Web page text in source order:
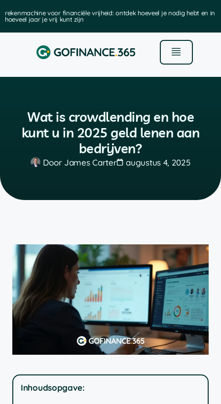
rekenmachine voor financiële vrijheid: ontdek hoeveel je nodig hebt en in
hoeveel jaar je vrij kunt zijn
Wat is crowdlending en hoe
kunt u in 2025 geld lenen aan
bedrijven?
DoorJames Carter augustus 4, 2025
Inhoudsopgave: